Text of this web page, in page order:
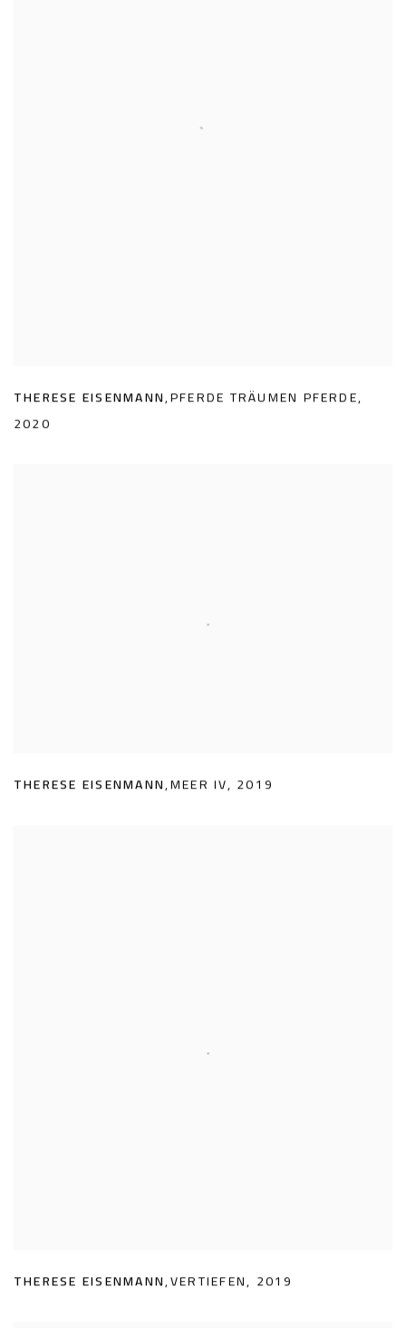
THERESE EISENMANN,PFERDE TRÄUMEN PFERDE,
2020
THERESE EISENMANN,MEER IV, 2019
THERESE EISENMANN,VERTIEFEN, 2019